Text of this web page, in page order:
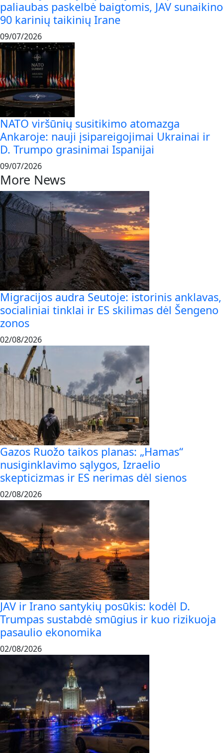
paliaubas paskelbė baigtomis, JAV sunaikino
90 karinių taikinių Irane
09/07/2026
NATO viršūnių susitikimo atomazga
Ankaroje: nauji įsipareigojimai Ukrainai ir
D. Trumpo grasinimai Ispanijai
09/07/2026
More News
Migracijos audra Seutoje: istorinis anklavas,
socialiniai tinklai ir ES skilimas dėl Šengeno
zonos
02/08/2026
Gazos Ruožo taikos planas: „Hamas“
nusiginklavimo sąlygos, Izraelio
skepticizmas ir ES nerimas dėl sienos
02/08/2026
JAV ir Irano santykių posūkis: kodėl D.
Trumpas sustabdė smūgius ir kuo rizikuoja
pasaulio ekonomika
02/08/2026